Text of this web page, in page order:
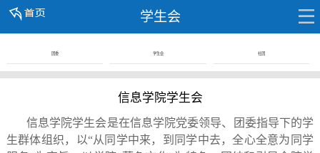
学生会
团委 学生会 社团
信息学院学生会
信息学院学生会是在信息学院党委领导、团委指导下的学
生群体组织，以“从同学中来，到同学中去，全心全意为同学